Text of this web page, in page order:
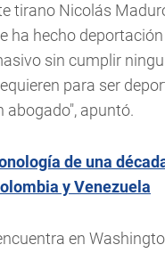
tirano Nicolás
ha hecho
sin cumplir
para ser
abogado", apuntó.
de una
y Venezuela
en